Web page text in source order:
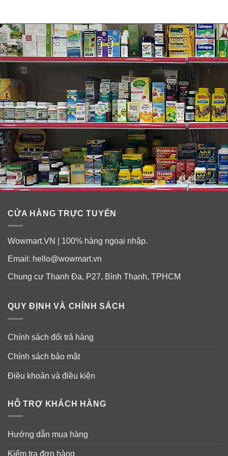
Huớng dẫn sử dụng bột Protein và men vi
Superfood Protein + Probiotics
Dành cho trẻ em 4+ (từ 4 tuổi trở lên).
Một muỗng bột pha với 177ml nước, hoặc sữa, hoặc
nước trái cây.
Bạn cũng có thể trộn 1 muỗng bột này với thức ăn cho
CỬA HÀNG TRỰC TUYẾN
Wowmart.VN | 100% hàng ngoại nhập.
Email: hello@wowmart.vn
Chung cư Thanh Đa, P27, Bình Thạnh, TPHCM
QUY ĐỊNH VÀ CHÍNH SÁCH
Chính sách đổi trả hàng
Chính sách bảo mật
Điều khoản và điều kiện
HỖ TRỢ KHÁCH HÀNG
Hướng dẫn mua hàng
Kiểm tra đơn hàng